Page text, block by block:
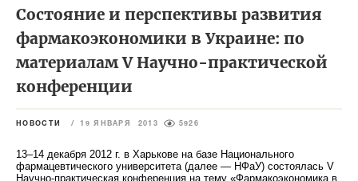
Состояние и перспективы развития
фармакоэкономики в Украине: по
материалам V Научно-практической
конференции
НОВОСТИ / 19 ЯНВАРЯ 2013 5926
13–14 декабря 2012 г. в Харькове на базе Национального
фармацевтического университета (далее — НФаУ) состоялась V
Научно-практическая конференция на тему «Фармакоэкономика в